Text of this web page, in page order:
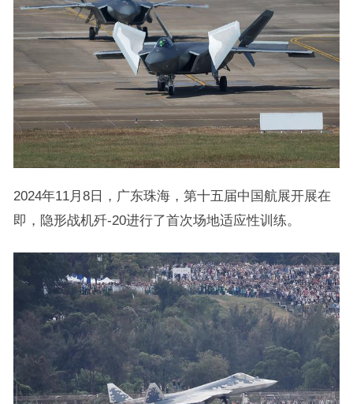
2024年11月8日，广东珠海，第十五届中国航展开展在
即，隐形战机歼-20进行了首次场地适应性训练。